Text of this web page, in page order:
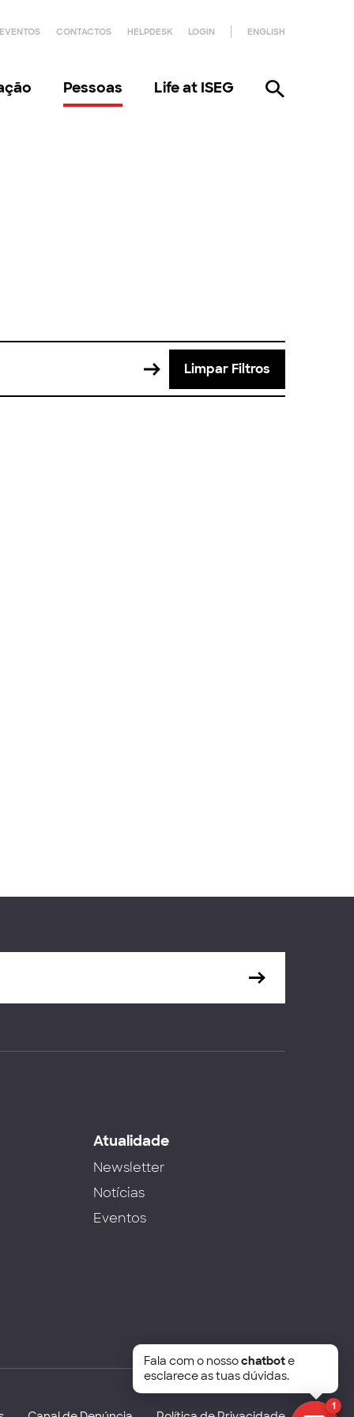
EVENTOS CONTACTOS HELPDESK LOGIN ENGLISH
Pessoas Life at ISEG
Limpar Filtros
Atualidade
Newsletter
Notícias
Eventos
1
Fala com o nossochatbote
esclarece as tuas dúvidas.